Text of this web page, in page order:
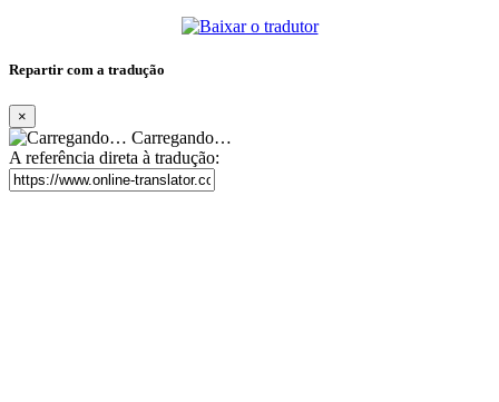
Repartir com a tradução
×
Carregando…
A referência direta à tradução: